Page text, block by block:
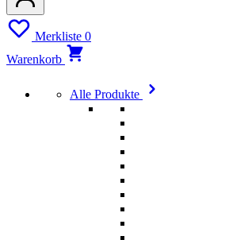
Merkliste 0
Warenkorb
Alle Produkte